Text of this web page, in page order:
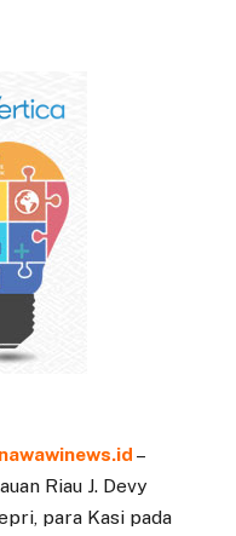
nawawinews.id –
Riau J. Devy
para Kasi pada